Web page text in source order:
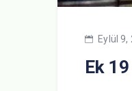
Eylül 9,
Ek